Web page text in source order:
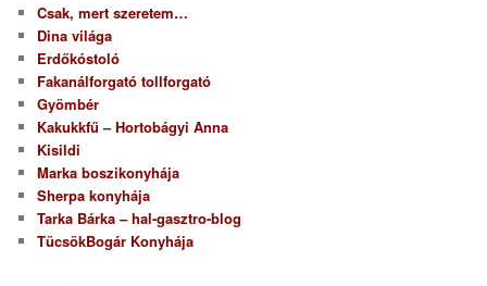
Csak, mert szeretem…
Dina világa
Erdőkóstoló
Fakanálforgató tollforgató
Gyömbér
Kakukkfű – Hortobágyi Anna
Kisildi
Marka boszikonyhája
Sherpa konyhája
Tarka Bárka – hal-gasztro-blog
TücsökBogár Konyhája